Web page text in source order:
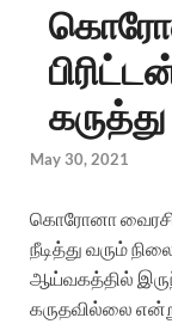
கருத்து
May 30, 2021
கொரோனா
நீடித்து வரும்
ஆய்வகத்தில்
கருதவில்லை